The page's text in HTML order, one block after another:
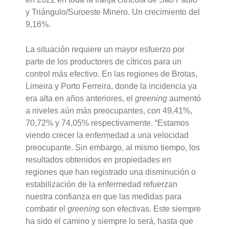
y Triángulo/Suroeste Minero. Un crecimiento del
9,16%.
La situación requiere un mayor esfuerzo por
parte de los productores de cítricos para un
control más efectivo. En las regiones de Brotas,
Limeira y Porto Ferreira, donde la incidencia ya
era alta en años anteriores, elgreening aumentó
a niveles aún más preocupantes, con 49,41%,
70,72% y 74,05% respectivamente. “Estamos
viendo crecer la enfermedad a una velocidad
preocupante. Sin embargo, al mismo tiempo, los
resultados obtenidos en propiedades en
regiones que han registrado una disminución o
estabilización de la enfermedad refuerzan
nuestra confianza en que las medidas para
combatir elgreening son efectivas. Este siempre
ha sido el camino y siempre lo será, hasta que